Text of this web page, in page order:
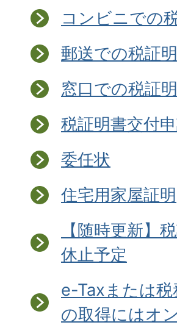
コンビニでの
郵送での税証
窓口での税証
税証明書交付
委任状
住宅用家屋証明
【随時更新】
休止予定
e-Taxまたは
の取得にはオ